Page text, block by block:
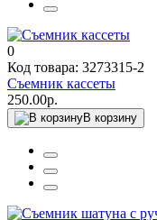
0
Код товара: 3273315-2
Съемник кассеты
250.00р.
В корзину